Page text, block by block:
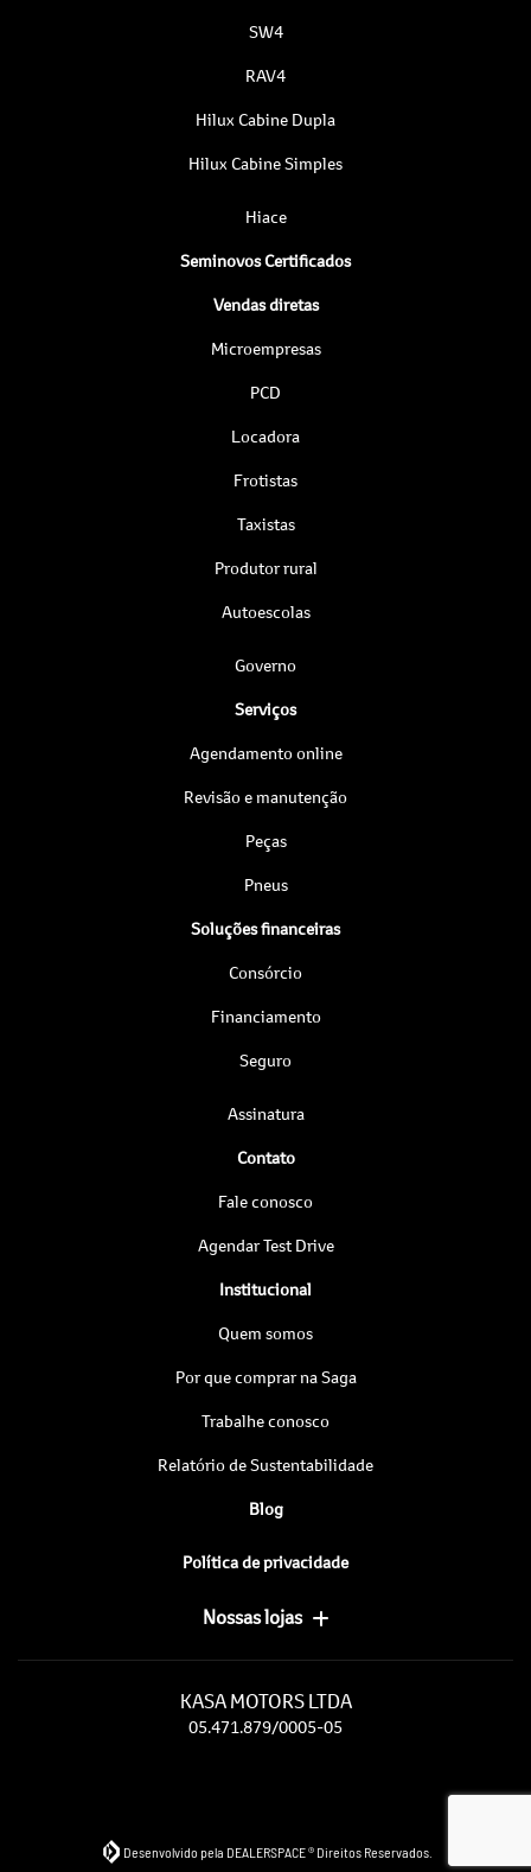
SW4
RAV4
Hilux Cabine Dupla
Hilux Cabine Simples
Hiace
Seminovos Certificados
Vendas diretas
Microempresas
PCD
Locadora
Frotistas
Taxistas
Produtor rural
Autoescolas
Governo
Serviços
Agendamento online
Revisão e manutenção
Peças
Pneus
Soluções financeiras
Consórcio
Financiamento
Seguro
Assinatura
Contato
Fale conosco
Agendar Test Drive
Institucional
Quem somos
Por que comprar na Saga
Trabalhe conosco
Relatório de Sustentabilidade
Blog
Política de privacidade
Nossas lojas
KASA MOTORS LTDA
05.471.879/0005-05
Desenvolvido pela DEALERSPACE ® Direitos Reservados.